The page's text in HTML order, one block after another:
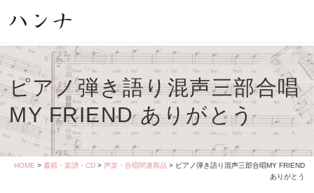
ピアノ弾き語り混声三部合唱
MY FRIEND ありがとう
HOME > 書籍・楽譜・CD> 声楽・合唱関連商品> ピアノ弾き語り混声三部合唱MY FRIEND
ありがとう